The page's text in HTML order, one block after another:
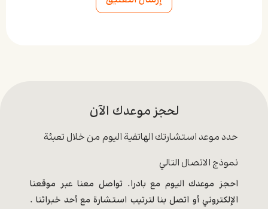
لحجز موعدك الآن
حدد موعد استشارتك الهاتفية اليوم من خلال تعبئة
نموذج الاتصال التالي
احجز موعدك اليوم مع بادرا. تواصل معنا عبر موقعنا
الإلكتروني أو اتصل بنا لترتيب استشارة مع أحد خبرائنا .